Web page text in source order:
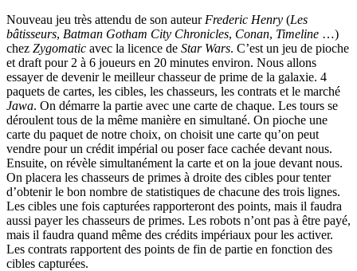
Nouveau jeu très attendu de son auteur Frederic Henry (Les
bâtisseurs, Batman Gotham City Chronicles, Conan, Timeline …)
chez Zygomatic avec la licence de Star Wars. C’est un jeu de pioche
et draft pour 2 à 6 joueurs en 20 minutes environ. Nous allons
essayer de devenir le meilleur chasseur de prime de la galaxie. 4
paquets de cartes, les cibles, les chasseurs, les contrats et le marché
Jawa. On démarre la partie avec une carte de chaque. Les tours se
déroulent tous de la même manière en simultané. On pioche une
carte du paquet de notre choix, on choisit une carte qu’on peut
vendre pour un crédit impérial ou poser face cachée devant nous.
Ensuite, on révèle simultanément la carte et on la joue devant nous.
On placera les chasseurs de primes à droite des cibles pour tenter
d’obtenir le bon nombre de statistiques de chacune des trois lignes.
Les cibles une fois capturées rapporteront des points, mais il faudra
aussi payer les chasseurs de primes. Les robots n’ont pas à être payé,
mais il faudra quand même des crédits impériaux pour les activer.
Les contrats rapportent des points de fin de partie en fonction des
cibles capturées.